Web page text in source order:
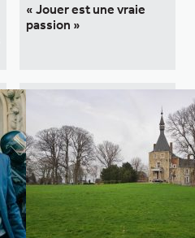
« Jouer est une vraie
passion »